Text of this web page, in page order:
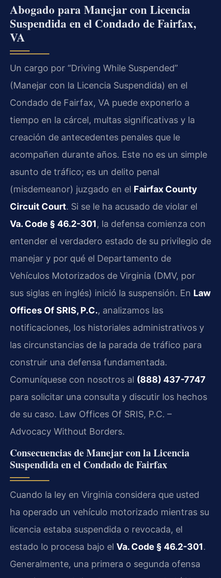
Abogado para Manejar con Licencia
Suspendida en el Condado de Fairfax,
VA
Un cargo por “Driving While Suspended”
(Manejar con la Licencia Suspendida) en el
Condado de Fairfax, VA puede exponerlo a
tiempo en la cárcel, multas significativas y la
creación de antecedentes penales que le
acompañen durante años. Este no es un simple
asunto de tráfico; es un delito penal
(misdemeanor) juzgado en el Fairfax County
Circuit Court. Si se le ha acusado de violar el
Va. Code § 46.2-301, la defensa comienza con
entender el verdadero estado de su privilegio de
manejar y por qué el Departamento de
Vehículos Motorizados de Virginia (DMV, por
sus siglas en inglés) inició la suspensión. En Law
Offices Of SRIS, P.C., analizamos las
notificaciones, los historiales administrativos y
las circunstancias de la parada de tráfico para
construir una defensa fundamentada.
Comuníquese con nosotros al (888) 437-7747
para solicitar una consulta y discutir los hechos
de su caso. Law Offices Of SRIS, P.C. –
Advocacy Without Borders.
Consecuencias de Manejar con la Licencia
Suspendida en el Condado de Fairfax
Cuando la ley en Virginia considera que usted
ha operado un vehículo motorizado mientras su
licencia estaba suspendida o revocada, el
estado lo procesa bajo el Va. Code § 46.2-301.
Generalmente, una primera o segunda ofensa